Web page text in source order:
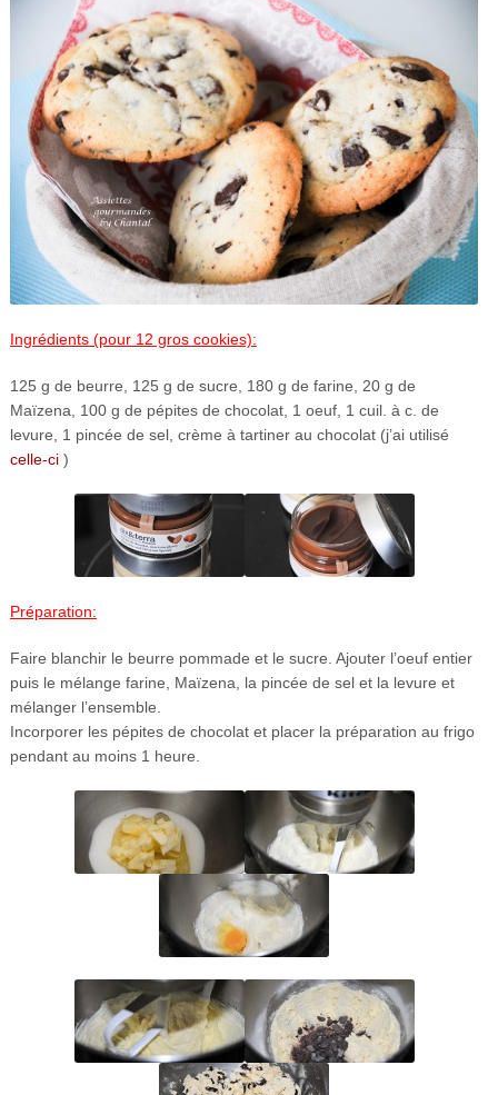
Ingrédients (pour 12 gros cookies):
125 g de beurre, 125 g de sucre, 180 g de farine, 20 g de
Maïzena, 100 g de pépites de chocolat, 1 oeuf, 1 cuil. à c. de
levure, 1 pincée de sel, crème à tartiner au chocolat (j’ai utilisé
celle-ci)
Préparation:
Faire blanchir le beurre pommade et le sucre. Ajouter l’oeuf entier
puis le mélange farine, Maïzena, la pincée de sel et la levure et
mélanger l’ensemble.
Incorporer les pépites de chocolat et placer la préparation au frigo
pendant au moins 1 heure.